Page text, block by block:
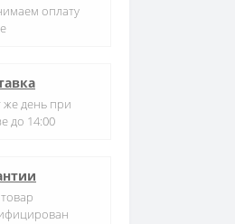
оплату
же день при
до 14:00